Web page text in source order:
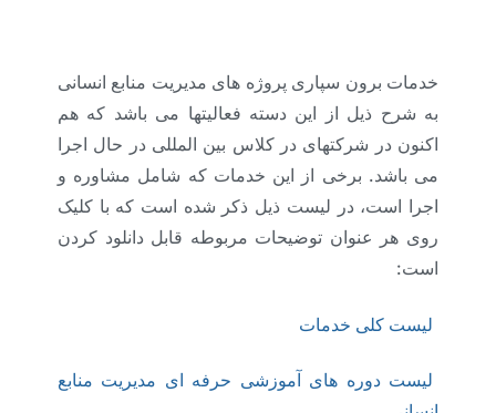
خدمات برون سپاری پروژه های مدیریت منابع انسانی
به شرح ذیل از این دسته فعالیتها می باشد که هم
اکنون در شرکتهای در کلاس بین المللی در حال اجرا
می باشد. برخی از این خدمات که شامل مشاوره و
اجرا است، در لیست ذیل ذکر شده است که با کلیک
روی هر عنوان توضیحات مربوطه قابل دانلود کردن
است:
لیست کلی خدمات
لیست دوره های آموزشی حرفه ای مدیریت منابع